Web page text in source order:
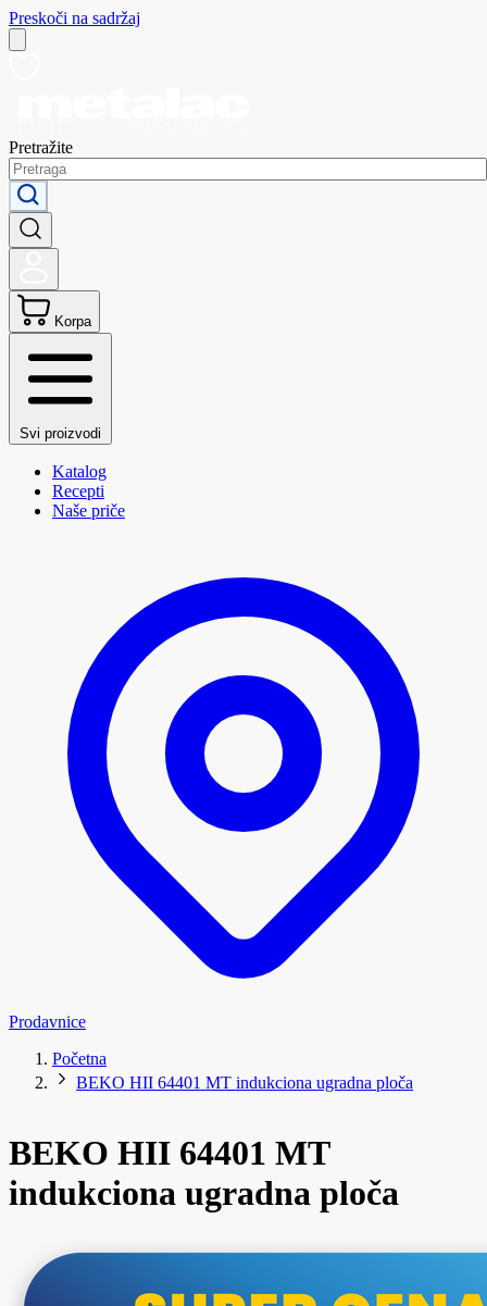
Preskoči na sadržaj
Pretražite
Korpa
Svi proizvodi
Katalog
Recepti
Naše priče
Prodavnice
Početna
BEKO HII 64401 MT indukciona ugradna ploča
BEKO HII 64401 MT
indukciona ugradna ploča